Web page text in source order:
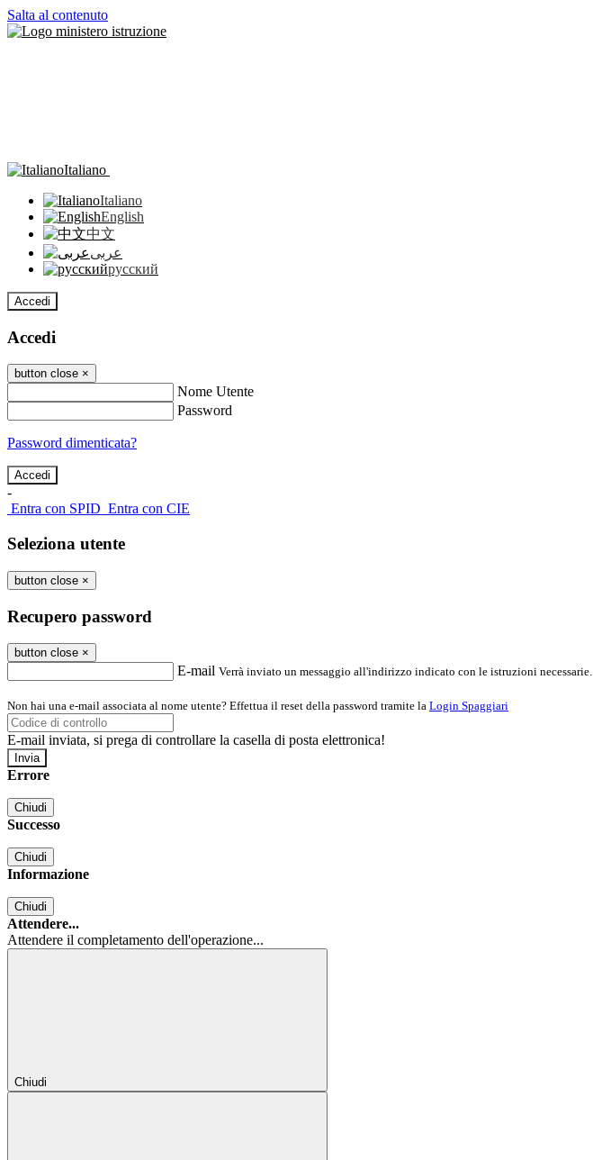
Salta al contenuto
Italiano
Italiano
English
中文
عربى
русский
Accedi
Accedi
button close ×
Nome Utente
Password
Password dimenticata?
-
Entra con SPID Entra con CIE
Seleziona utente
button close ×
Recupero password
button close ×
E-mail Verrà inviato un messaggio all'indirizzo indicato con le istruzioni necessarie.
Non hai una e-mail associata al nome utente? Effettua il reset della password tramite la Login Spaggiari
E-mail inviata, si prega di controllare la casella di posta elettronica!
Errore
Chiudi
Successo
Chiudi
Informazione
Chiudi
Attendere...
Attendere il completamento dell'operazione...
Chiudi